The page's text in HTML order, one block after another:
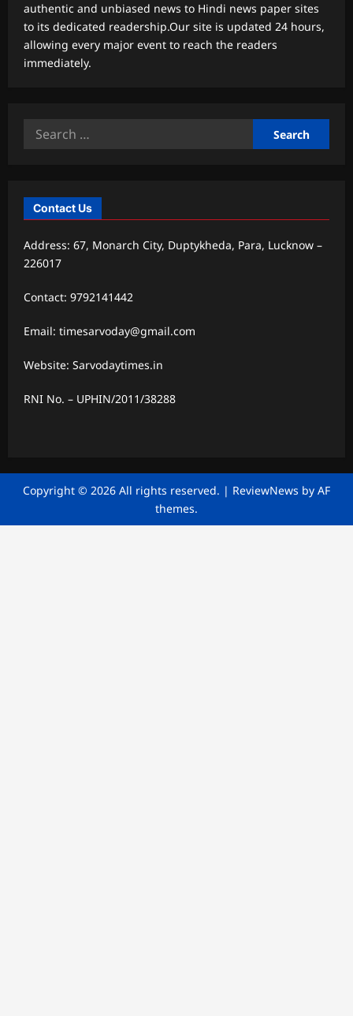
authentic and unbiased news to Hindi news paper sites
to its dedicated readership.Our site is updated 24 hours,
allowing every major event to reach the readers
immediately.
Search
Contact Us
Address: 67, Monarch City, Duptykheda, Para, Lucknow –
226017
Contact: 9792141442
Email: timesarvoday@gmail.com
Website: Sarvodaytimes.in
RNI No. – UPHIN/2011/38288
Copyright © 2026 All rights reserved. | ReviewNews by AF
themes.